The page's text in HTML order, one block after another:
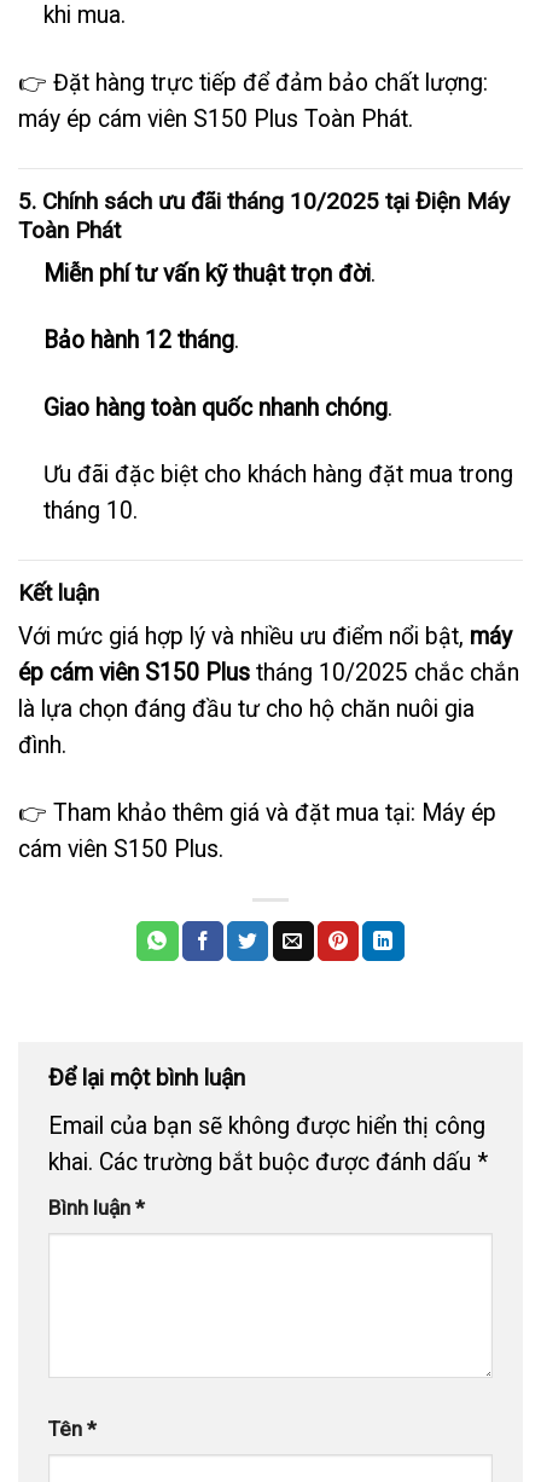
khi mua.
👉 Đặt hàng trực tiếp để đảm bảo chất lượng:
máy ép cám viên S150 Plus Toàn Phát.
5. Chính sách ưu đãi tháng 10/2025 tại Điện Máy
Toàn Phát
Miễn phí tư vấn kỹ thuật trọn đời.
Bảo hành 12 tháng.
Giao hàng toàn quốc nhanh chóng.
Ưu đãi đặc biệt cho khách hàng đặt mua trong
tháng 10.
Kết luận
Với mức giá hợp lý và nhiều ưu điểm nổi bật, máy
ép cám viên S150 Plus tháng 10/2025 chắc chắn
là lựa chọn đáng đầu tư cho hộ chăn nuôi gia
đình.
👉 Tham khảo thêm giá và đặt mua tại: Máy ép
cám viên S150 Plus.
Để lại một bình luận
Email của bạn sẽ không được hiển thị công
khai. Các trường bắt buộc được đánh dấu *
Bình luận *
Tên *